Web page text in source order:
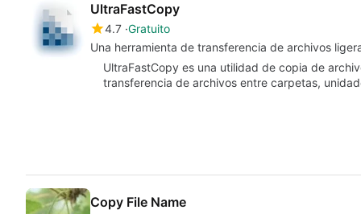
UltraFastCopy
4.7 Gratuito
Una herramienta de transferencia de archivos
UltraFastCopy es una utilidad de copia de
transferencia de archivos entre carpetas,
Copy File Name